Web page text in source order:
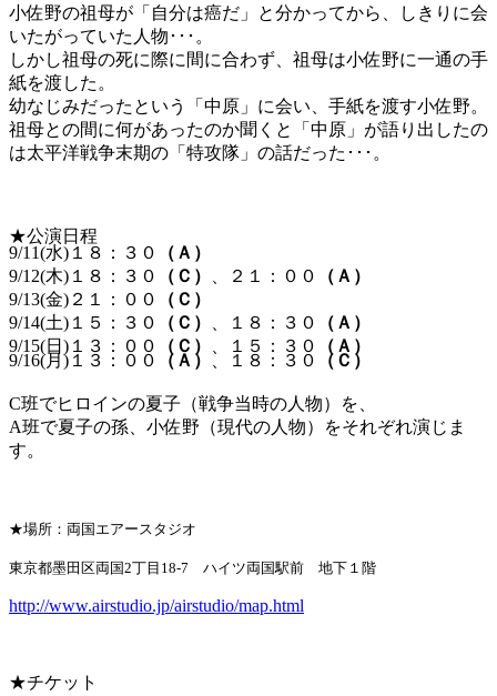
小佐野の祖母が「自分は癌だ」と分かってから、しきりに会
いたがっていた人物･･･。
しかし祖母の死に際に間に合わず、祖母は小佐野に一通の手
紙を渡した。
幼なじみだったという「中原」に会い、手紙を渡す小佐野。
祖母との間に何があったのか聞くと「中原」が語り出したの
は太平洋戦争末期の「特攻隊」の話だった･･･。
★公演日程
9/11(水)１８：３０
（Ａ）
9/12(木)１８：３０
（Ｃ） 、２１：００
（Ａ）
9/13(金)２１：００
（Ｃ）
9/14(土)１５：３０
（Ｃ） 、１８：３０
（Ａ）
9/15(日)１３：００
（Ｃ） 、１５：３０ （Ａ）
9/16(月)１３：００ （Ａ） 、１８：３０ （Ｃ）
C班でヒロインの夏子（戦争当時の人物）を、
A班で夏子の孫、小佐野（現代の人物）をそれぞれ演じま
す。
★場所：両国エアースタジオ
東京都墨田区両国2丁目18-7 ハイツ両国駅前 地下１階
http://www.airstudio.jp/airstudio/map.html
★チケット